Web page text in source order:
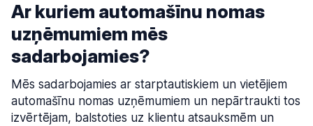
Ar kuriem automašīnu nomas
uzņēmumiem mēs
sadarbojamies?
Mēs sadarbojamies ar starptautiskiem un vietējiem
automašīnu nomas uzņēmumiem un nepārtraukti tos
izvērtējam, balstoties uz klientu atsauksmēm un